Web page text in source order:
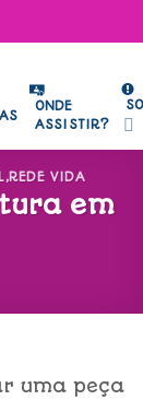
ONDE
ASSISTIR?
,REDE VIDA
em
uma peça